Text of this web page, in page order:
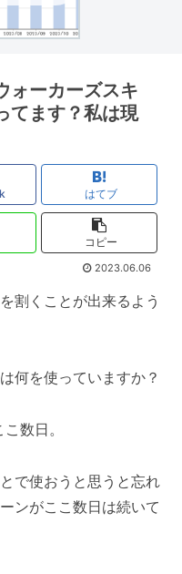
ォーカーズスキ
てます？私は現
はてブ
コピー
2023.06.06
割くことが出来るよう
何を使っていますか？
数日。
で使おうと思うと忘れ
ンがここ数日は続いて